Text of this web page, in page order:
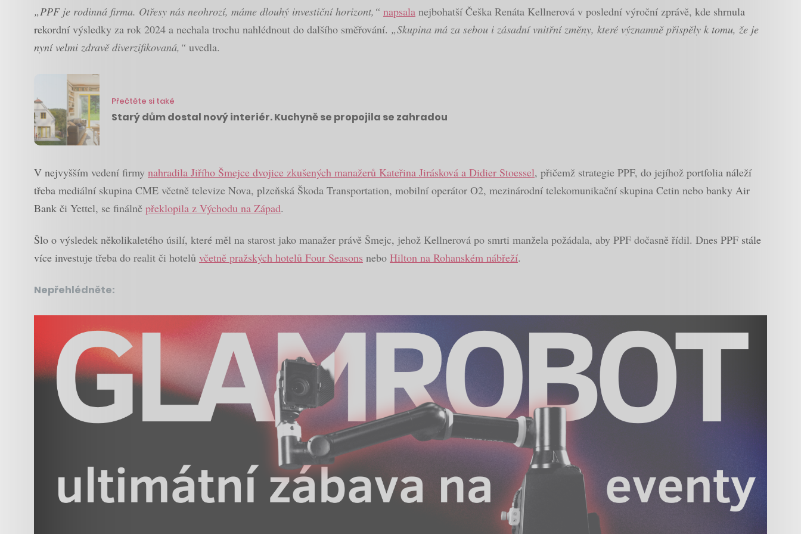
„PPF je rodinná firma. Otřesy nás neohrozí, máme dlouhý investiční horizont,“ napsala nejbohatší Češka Renáta Kellnerová v poslední výroční zprávě, kde shrnula
rekordní výsledky za rok 2024 a nechala trochu nahlédnout do dalšího směřování. „Skupina má za sebou i zásadní vnitřní změny, které významně přispěly k tomu, že je
nyní velmi zdravě diverzifikovaná,“ uvedla.
Přečtěte si také
Starý dům dostal nový interiér. Kuchyně se propojila se zahradou
V nejvyšším vedení firmy nahradila Jiřího Šmejce dvojice zkušených manažerů Kateřina Jirásková a Didier Stoessel, přičemž strategie PPF, do jejíhož portfolia náleží
třeba mediální skupina CME včetně televize Nova, plzeňská Škoda Transportation, mobilní operátor O2, mezinárodní telekomunikační skupina Cetin nebo banky Air
Bank či Yettel, se finálně překlopila z Východu na Západ.
Šlo o výsledek několikaletého úsilí, které měl na starost jako manažer právě Šmejc, jehož Kellnerová po smrti manžela požádala, aby PPF dočasně řídil. Dnes PPF stále
více investuje třeba do realit či hotelů včetně pražských hotelů Four Seasons nebo Hilton na Rohanském nábřeží.
Nepřehlédněte: